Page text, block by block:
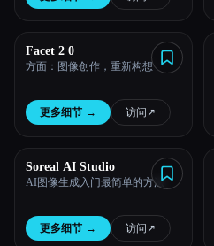
Facet 2 0
方面：图像创作，重新构想
更多细节 → 访问 ↗︎
Soreal AI Studio
AI图像生成入门最简单的方法
更多细节 → 访问 ↗︎